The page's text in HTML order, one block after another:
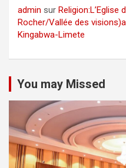
admin sur Religion:L’Eglise
Rocher/Vallée des
Kingabwa-Limete
You may Missed